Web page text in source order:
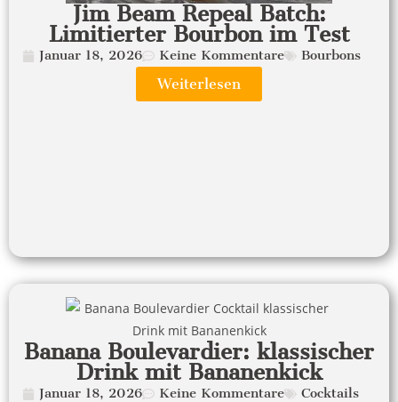
Jim Beam Repeal Batch:
Limitierter Bourbon im Test
Januar 18, 2026 Keine Kommentare Bourbons
Weiterlesen
Banana Boulevardier: klassischer
Drink mit Bananenkick
Januar 18, 2026 Keine Kommentare Cocktails